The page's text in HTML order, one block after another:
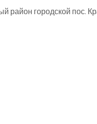
район городской пос.